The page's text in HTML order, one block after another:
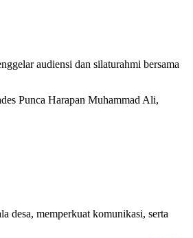
audiensi dan silaturahmi bersama
Punca Harapan Muhammad Ali,
desa, memperkuat komunikasi, serta